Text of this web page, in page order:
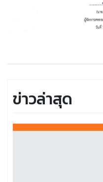
ข่าวล่าสุด